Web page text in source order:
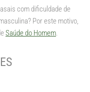
com dificuldade de
Por este motivo,
Saúde do Homem.